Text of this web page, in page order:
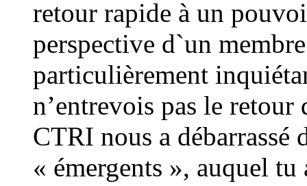
retour rapide à un
perspective d`un
particulièrement
n’entrevois pas le retour
CTRI nous a débarrassé
« émergents », auquel tu